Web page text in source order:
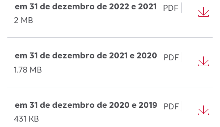
em 31 de dezembro de 2022 e 2021
PDF
2 MB
em 31 de dezembro de 2021 e 2020
PDF
1.78 MB
em 31 de dezembro de 2020 e 2019
PDF
431 KB